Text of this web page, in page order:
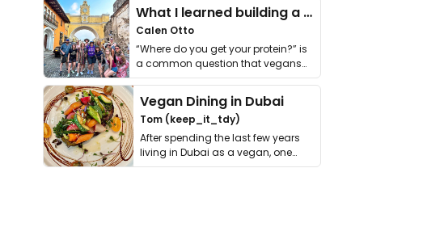
What I learned building a queer vegan travel brand
Calen Otto
“Where do you get your protein?” is
a common question that vegans
get asked. …
Vegan Dining in Dubai
Tom (keep_it_tdy)
After spending the last few years
living in Dubai as a vegan, one
thing has …